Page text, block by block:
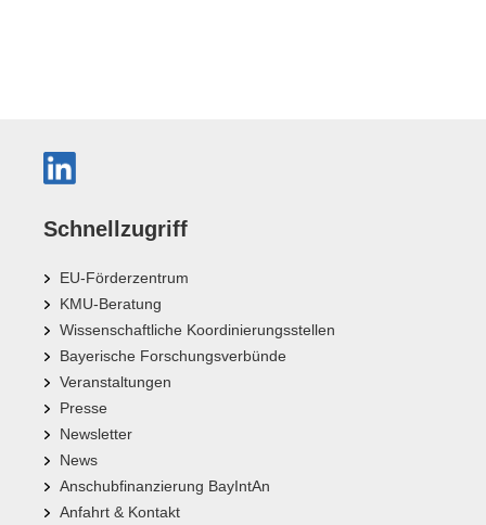
Schnellzugriff
EU-Förderzentrum
KMU-Beratung
Wissenschaftliche Koordinierungsstellen
Bayerische Forschungsverbünde
Veranstaltungen
Presse
Newsletter
News
Anschubfinanzierung BayIntAn
Anfahrt & Kontakt